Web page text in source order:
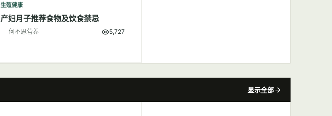
生殖健康
产妇月子推荐食物及饮食禁忌
何不思营养 5,727
显示全部